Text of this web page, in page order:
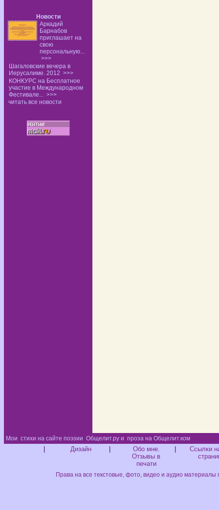
Новости
Аркадий
Барнабов
приглашает на
свою
персональную...
>>>
Шагаловские вечера в
Иерусалиме. 2012 >>>
КОНКУРС на Бесплатное
участие в Международном
Фестивале... >>>
читать все новости
Мои стихи на сайте поэзии Общелит.ру и проза на Общелит.ком
Дизайн
Обо мне.
Отзывы в
печати
Ссылки
Права на все текстовые, фото, видео и аудио